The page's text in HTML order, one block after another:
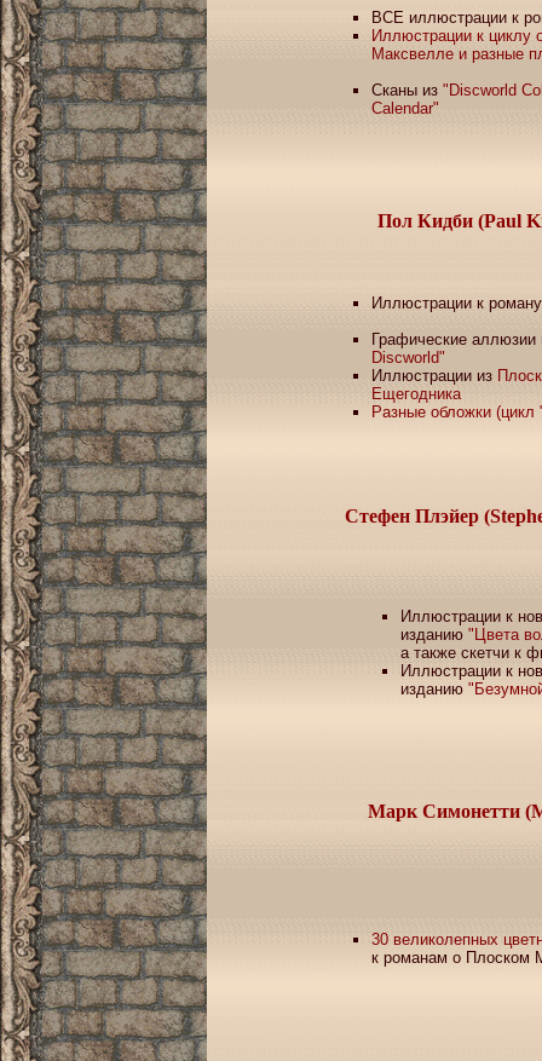
ВСЕ иллюстрации к
Иллюстрации к циклу
Максвелле и разные
Сканы из "Discworld
Calendar"
Пол Кидби(Paul
Иллюстрации к
Графические
Discworld"
Иллюстрации из
Ещегодника
Разные обложки
Стефен Плэйер
Иллюстрации к
изданию "Цвета
а также скетчи к
Иллюстрации к
изданию
Марк Симонетти
30 великолепных
к романам о Плоском